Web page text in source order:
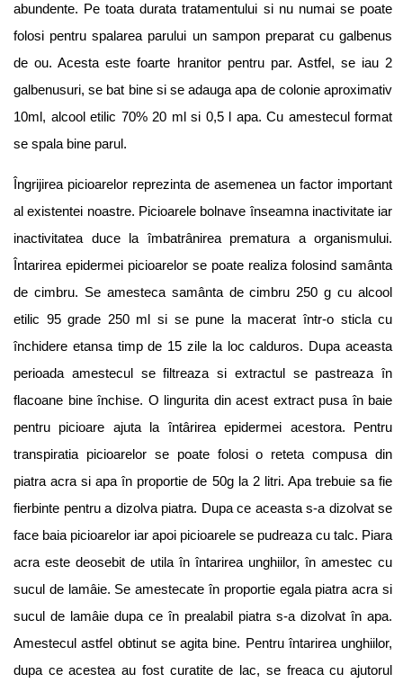
abundente. Pe toata durata tratamentului si nu numai se poate
folosi pentru spalarea parului un sampon preparat cu galbenus
de ou. Acesta este foarte hranitor pentru par. Astfel, se iau 2
galbenusuri, se bat bine si se adauga apa de colonie aproximativ
10ml, alcool etilic 70% 20 ml si 0,5 l apa. Cu amestecul format
se spala bine parul.
Îngrijirea picioarelor reprezinta de asemenea un factor important
al existentei noastre. Picioarele bolnave înseamna inactivitate iar
inactivitatea duce la îmbatrânirea prematura a organismului.
Întarirea epidermei picioarelor se poate realiza folosind samânta
de cimbru. Se amesteca samânta de cimbru 250 g cu alcool
etilic 95 grade 250 ml si se pune la macerat într-o sticla cu
închidere etansa timp de 15 zile la loc calduros. Dupa aceasta
perioada amestecul se filtreaza si extractul se pastreaza în
flacoane bine închise. O lingurita din acest extract pusa în baie
pentru picioare ajuta la întârirea epidermei acestora. Pentru
transpiratia picioarelor se poate folosi o reteta compusa din
piatra acra si apa în proportie de 50g la 2 litri. Apa trebuie sa fie
fierbinte pentru a dizolva piatra. Dupa ce aceasta s-a dizolvat se
face baia picioarelor iar apoi picioarele se pudreaza cu talc. Piara
acra este deosebit de utila în întarirea unghiilor, în amestec cu
sucul de lamâie. Se amestecate în proportie egala piatra acra si
sucul de lamâie dupa ce în prealabil piatra s-a dizolvat în apa.
Amestecul astfel obtinut se agita bine. Pentru întarirea unghiilor,
dupa ce acestea au fost curatite de lac, se freaca cu ajutorul